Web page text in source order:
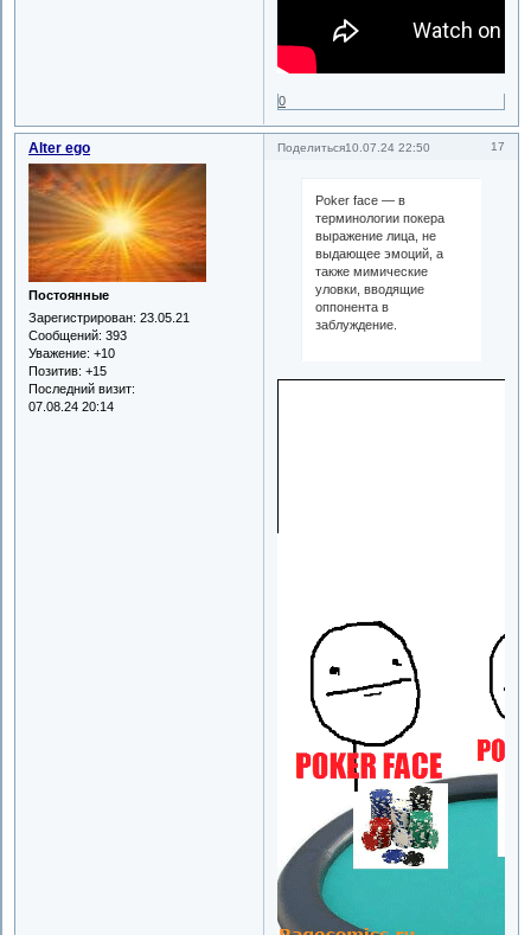
0
Поделиться 17
10.07.24 22:50
Alter ego
Постоянные
Зарегистрирован: 23.05.21
Сообщений: 393
Уважение: +10
Позитив: +15
Последний визит:
07.08.24 20:14
Poker face — в
терминологии покера
выражение лица, не
выдающее эмоций, а
также мимические
уловки, вводящие
оппонента в
заблуждение.